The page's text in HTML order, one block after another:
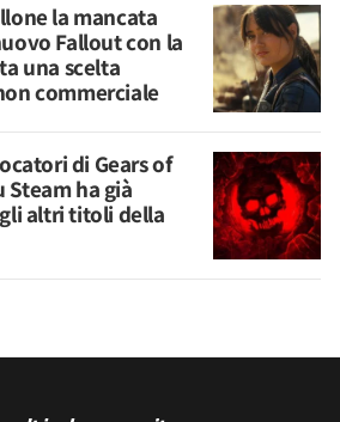
la mancata
Fallout con la
una scelta
commerciale
di Gears of
Steam ha già
altri titoli della